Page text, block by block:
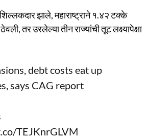
झाले, महाराष्ट्राने १.४२ टक्के
तर उरलेल्या तीन राज्यांची तूट लक्ष्यापेक्षा
debt costs eat up
says CAG report
TEJKnrGLVM